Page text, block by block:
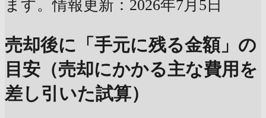
ます。情報更新：2026年7月5日
売却後に「手元に残る金額」の
目安（売却にかかる主な費用を
差し引いた試算）